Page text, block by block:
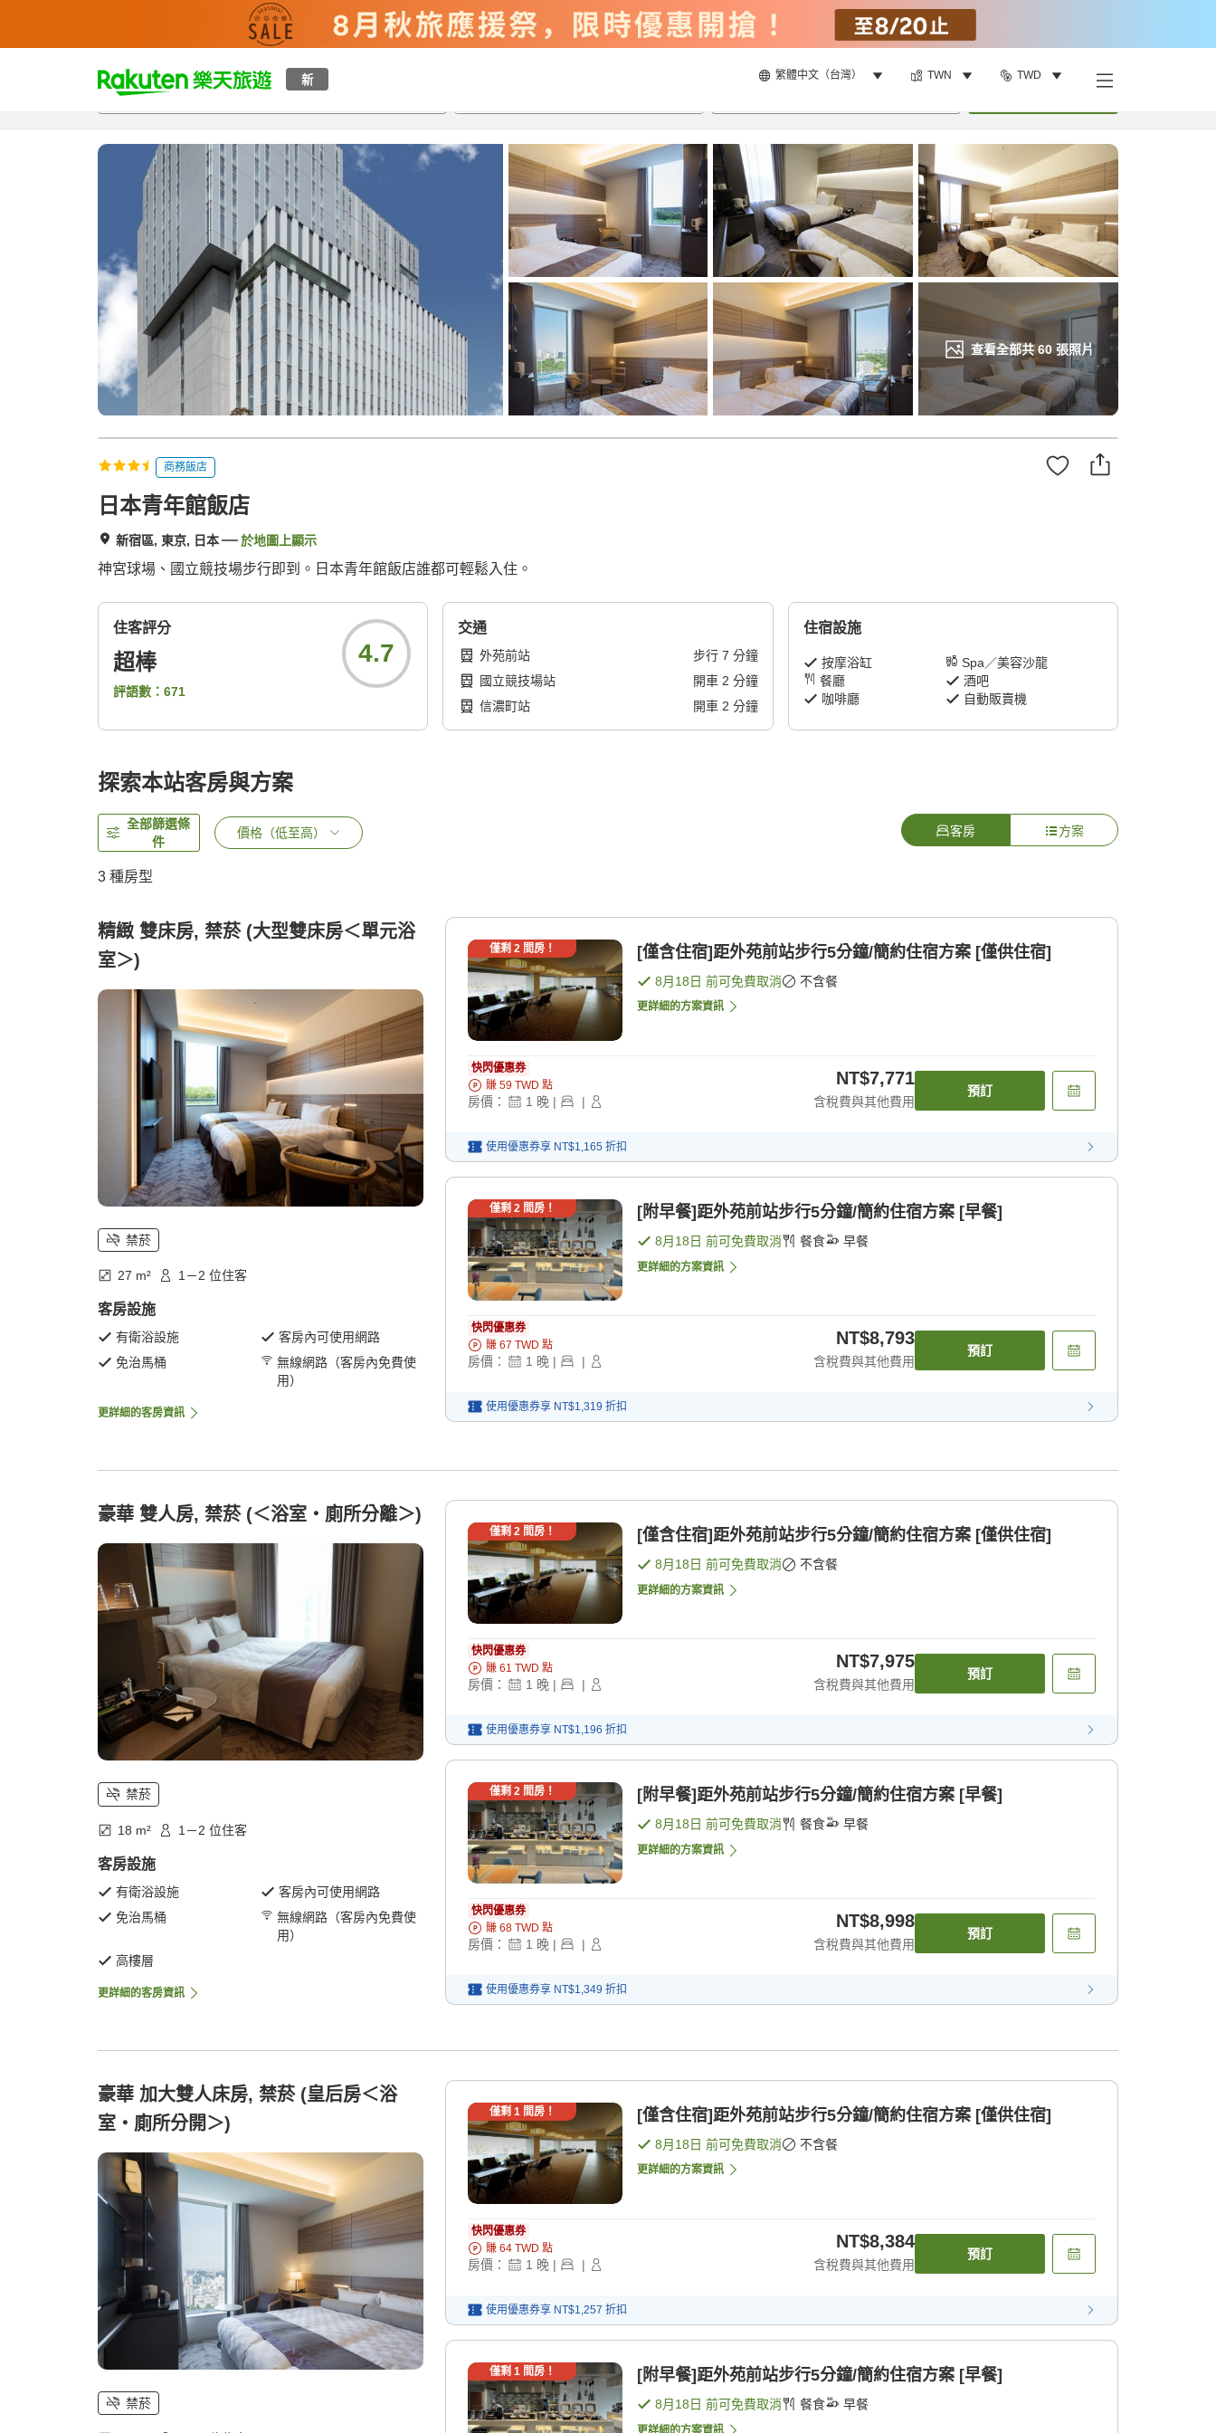
新 繁體中文（台灣） TWN TWD
t
p
a
r
c
h
查看全部共 60張照片
總覽客房與方案評語特點設施
商務飯店
日本青年館飯店
新宿區, 東京, 日本 於地圖上顯示
神宮球場、國立競技場步行即到。日本青年館飯店誰都可輕鬆入住。
住客評分
超棒
評語數： 671
4.7
交通
外苑前站 步行 7 分鐘
國立競技場站
開車 2 分鐘
信濃町站
開車 2 分鐘
住宿設施
按摩浴缸
Spa／美容沙龍
餐廳
酒吧
咖啡廳
自動販賣機
探索本站客房與方案
全部篩選條
件
價格（低至高） 客房 方案
3 種房型
精緻 雙床房, 禁菸 (大型雙床房＜單元浴
室＞)
禁菸
27 m² 1－2 位住客
客房設施
有衛浴設施
客房內可使用網路
免治馬桶
無線網路（客房內免費使
用）
更詳細的客房資訊
僅剩 2間房！ [僅含住宿]距外苑前站步行5分鐘/簡約住宿方案 [僅供住宿]
8月18日 前可免費取消 不含餐
更詳細的方案資訊
快閃優惠券
賺 59 TWD 點
房價： 1 晚 | |
NT$7,771
含稅費與其他費用
預訂
使用優惠券享 NT$1,165 折扣
僅剩 2間房！ [附早餐]距外苑前站步行5分鐘/簡約住宿方案 [早餐]
8月18日 前可免費取消 餐食 早餐
更詳細的方案資訊
快閃優惠券
賺 67 TWD 點
房價： 1 晚 | |
NT$8,793
含稅費與其他費用
預訂
使用優惠券享 NT$1,319 折扣
豪華 雙人房, 禁菸 (＜浴室・廁所分離＞)
禁菸
18 m² 1－2 位住客
客房設施
有衛浴設施
客房內可使用網路
免治馬桶
無線網路（客房內免費使
用）
高樓層
更詳細的客房資訊
僅剩 2間房！ [僅含住宿]距外苑前站步行5分鐘/簡約住宿方案 [僅供住宿]
8月18日 前可免費取消 不含餐
更詳細的方案資訊
快閃優惠券
賺 61 TWD 點
房價： 1 晚 | |
NT$7,975
含稅費與其他費用
預訂
使用優惠券享 NT$1,196 折扣
僅剩 2間房！ [附早餐]距外苑前站步行5分鐘/簡約住宿方案 [早餐]
8月18日 前可免費取消 餐食 早餐
更詳細的方案資訊
快閃優惠券
賺 68 TWD 點
房價： 1 晚 | |
NT$8,998
含稅費與其他費用
預訂
使用優惠券享 NT$1,349 折扣
豪華 加大雙人床房, 禁菸 (皇后房＜浴
室・廁所分開＞)
禁菸
僅剩 1 間房！ [僅含住宿]距外苑前站步行5分鐘/簡約住宿方案 [僅供住宿]
8月18日 前可免費取消 不含餐
更詳細的方案資訊
快閃優惠券
賺 64 TWD 點
房價： 1 晚 | |
NT$8,384
含稅費與其他費用
預訂
使用優惠券享 NT$1,257 折扣
僅剩 1 間房！ [附早餐]距外苑前站步行5分鐘/簡約住宿方案 [早餐]
8月18日 前可免費取消 餐食 早餐
更詳細的方案資訊